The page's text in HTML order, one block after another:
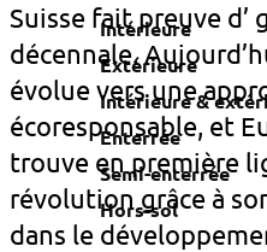
Intérieure
Extérieure
Intérieure &
Enterrée
Semi-enterrée
Hors-sol
Suisse fait preuve d’
décennale.
évolue vers une
écoresponsable, et
trouve en première
révolution grâce à
dans le